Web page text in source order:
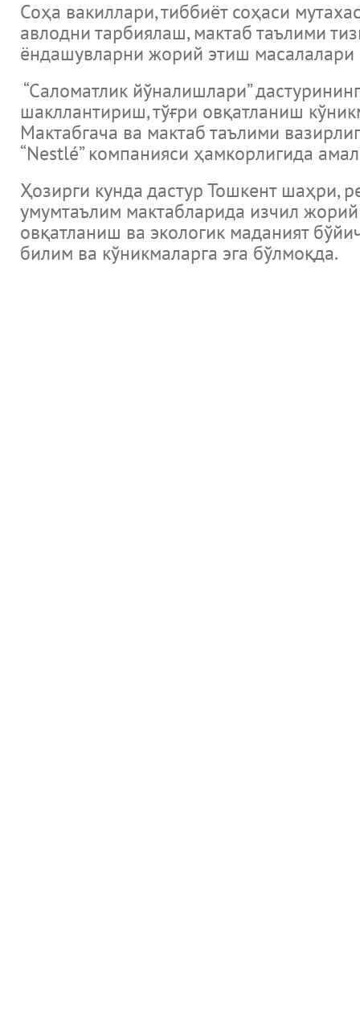
Соҳа вакиллари, тиббиёт соҳаси
авлодни тарбиялаш, мактаб таълими
ёндашувларни жорий этиш
“Саломатлик йўналишлари”
шакллантириш, тўғри овқатланиш
Мактабгача ва мактаб таълими
“Nestlé” компанияси ҳамкорлигида
Ҳозирги кунда дастур Тошкент шаҳри,
умумтаълим мактабларида изчил
овқатланиш ва экологик маданият
билим ва кўникмаларга эга бўлмоқда.